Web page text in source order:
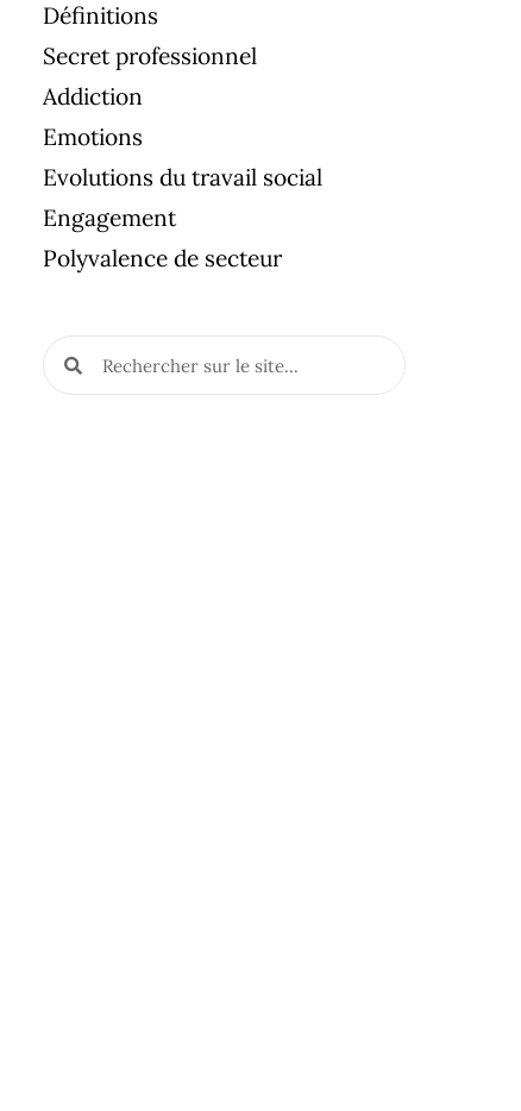
Définitions
Secret professionnel
Addiction
Emotions
Evolutions du travail social
Engagement
Polyvalence de secteur